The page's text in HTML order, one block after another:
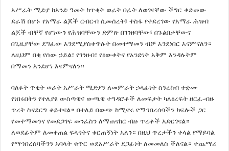
አሥራት ሚድያ ከአንድ ዓመት ከጥቂት ወራት በፊት ለወገናቸው ችግር ቀድመው
ደራሽ በሆኑ የአማራ ልጆች ርብርብ ሲመሰረት፤ ተስፋ የተደረገው የአማራ ሕዝብ
ልጆች ብቸኛ የሆነውን የሕዝባቸውን ድምጽ በገንዘባቸው፣ በጉልበታቸውና
በጊዜያቸው ደግፈው እንደሚያስቀጥሉት በመተማመን ብቻ እንደነበር እናምናለን።
ለዚህም በቂ የሰው ኃይል፣ የገንዘብ፣ የዕውቀትና የአንድነት አቅም እንዳሉትም
በማመን እንደሆነ እናምናለን።
ባለፉት ጥቂት ወራት አሥራት ሚድያን ለመምራት ኃላፊነት ስንረከብ ተቋሙ
የነበሩበትን የተለያዩ ውስጣዊና ውጫዊ ተግዳሮቶች ለመፍታት ካለዕረፍት ዘርፈ-ብዙ
ጥረት ስናደርግ ቆይተናል። በተለይ በውጭ ከሚኖሩ የማኅበረሰባችን ክፍሎች ጋር
የመተማመንና የመደጋገፍ መንፈስን ለማጠናከር ብዙ ጥረቶች አድርገናል።
ለወደፊትም ለመቀጠል ፍላጎትና ቁርጠኝነት አለን። በዚህ ጥረታችን ቀላል የማይባል
የማኅበረሰባችንን አባላት ቁጥር ወደአሥራት ደጋፊነት ለመመለስ ችለናል። ተጨማሪ